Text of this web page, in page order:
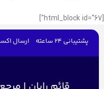
[html_block id="67"]
پشتیبانی 24 ساعته ارسال